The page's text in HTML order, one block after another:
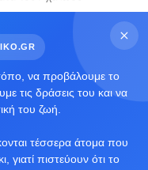
να προβάλουμε το
τις δράσεις του και να
του ζωή.
τέσσερα άτομα που
πιστεύουν ότι το